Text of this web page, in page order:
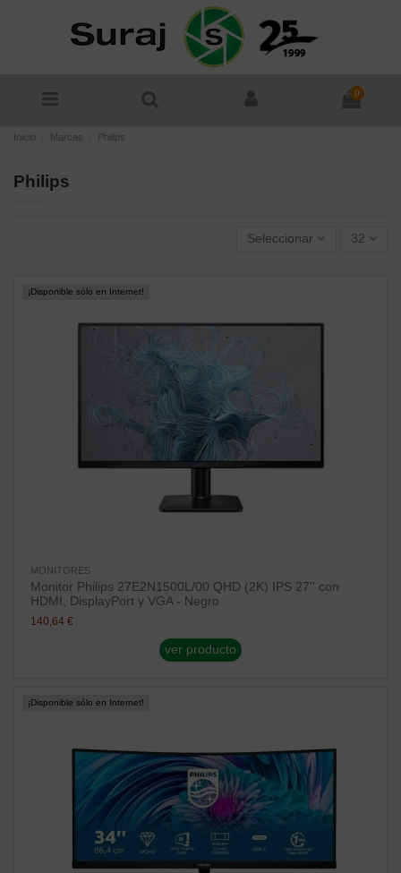
0
Inicio Marcas Philips
Philips
Seleccionar 32
¡Disponible sólo en Internet!
MONITORES
Monitor Philips 27E2N1500L/00 QHD (2K) IPS 27'' con
HDMI, DisplayPort y VGA - Negro
140,64 €
ver producto
¡Disponible sólo en Internet!